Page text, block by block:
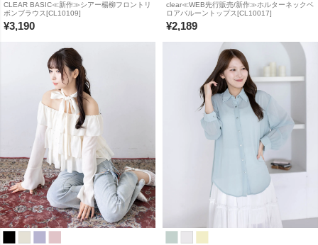
CLEAR BASIC≪新作≫シアー楊柳フロントリ
ボンブラウス[CL10109]
¥3,190
clear≪WEB先行販売/新作≫ホルターネックベ
ロアバルーントップス[CL10017]
¥2,189